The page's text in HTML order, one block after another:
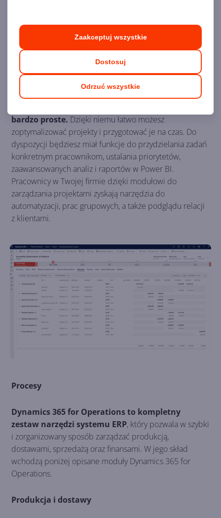
Odrzuć wszystkie
Dostosuj
Zaakceptuj wszystkie
pracowników, którzy dzięki niej zyskują dostęp do
czytnika kodów kreskowych, RFID, czytnika kart
kredytowych i zbierania podpisów.
Zarządzanie projektami
bardzo proste. Dzięki niemu łatwo możesz
zoptymalizować projekty i przygotować je na czas. Do
dyspozycji będziesz miał funkcje do przydzielania zadań
konkretnym pracownikom, ustalania priorytetów,
zaawansowanych analiz i raportów w Power BI.
Pracownicy w Twojej firmie dzięki modułowi do
zarządzania projektami zyskają narzędzia do
automatyzacji, prac grupowych, a także podglądu relacji
z klientami.
Procesy
Dynamics 365 for Operations to kompletny
zestaw narzędzi systemu ERP, który pozwala w szybki
i zorganizowany sposób zarządzać produkcją,
dostawami, sprzedażą oraz finansami. W jego skład
wchodzą poniżej opisane moduły Dynamics 365 for
Operations.
Produkcja i dostawy